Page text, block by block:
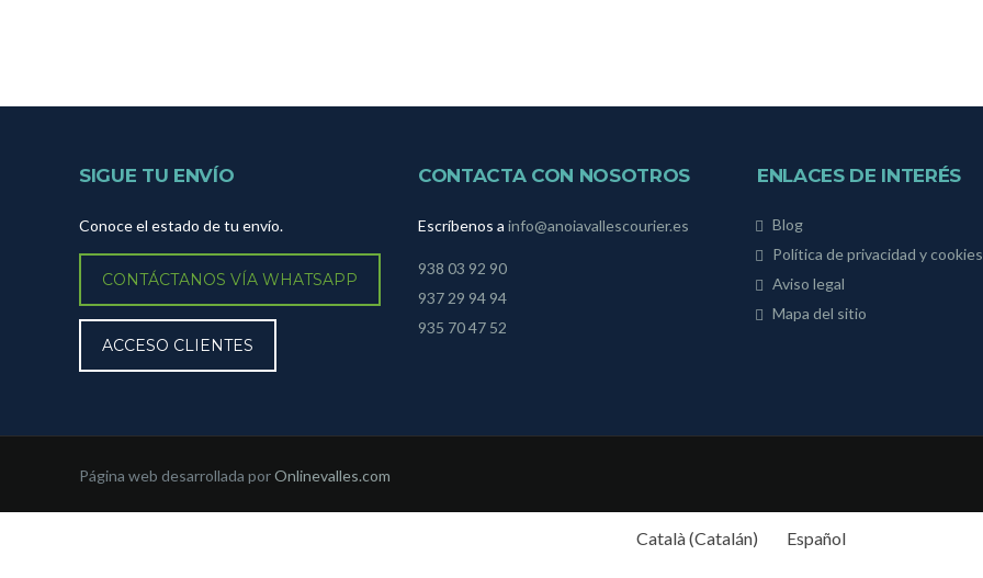
SIGUE TU ENVÍO
Conoce el estado de tu envío.
CONTÁCTANOS VÍA WHATSAPP
ACCESO CLIENTES
CONTACTA CON NOSOTROS
Escríbenos a info@anoiavallescourier.es
938 03 92 90
937 29 94 94
935 70 47 52
ENLACES DE INTERÉS
Blog
Política de privacidad y cookies
Aviso legal
Mapa del sitio
Página web desarrollada porOnlinevalles.com
Català(Catalán) Español